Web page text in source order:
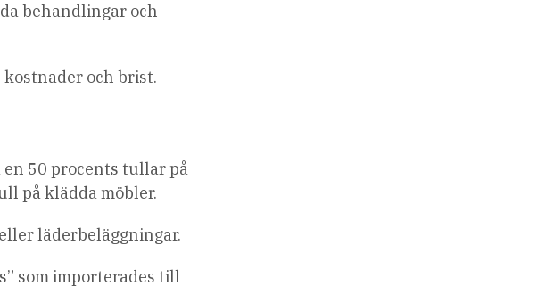
behandlingar och
och brist.
en 50 procents tullar på
på klädda möbler.
läderbeläggningar.
som importerades till